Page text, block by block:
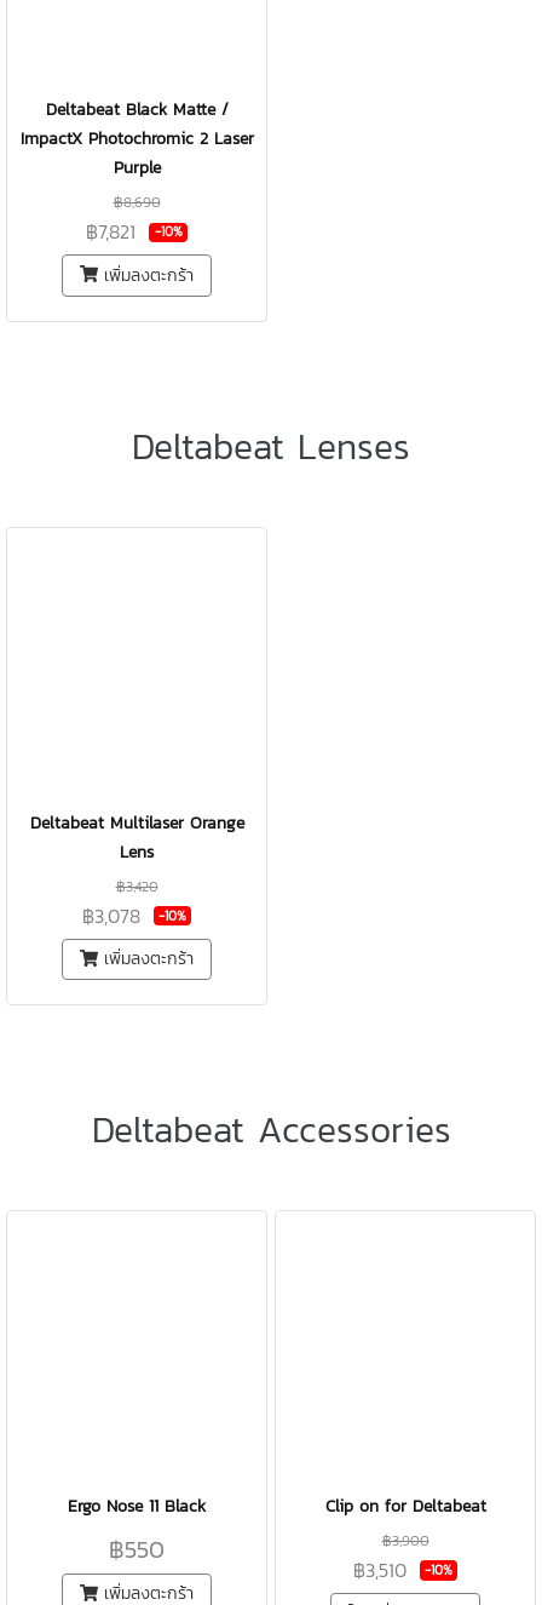
Deltabeat Black Matte /
ImpactX Photochromic 2 Laser
Purple
฿8,690
฿7,821 -10%
เพิ่มลงตะกร้า
Deltabeat Lenses
Deltabeat Multilaser Orange
Lens
฿3,420
฿3,078 -10%
เพิ่มลงตะกร้า
Deltabeat Accessories
Ergo Nose 11 Black
฿550
เพิ่มลงตะกร้า
Clip on for Deltabeat
฿3,900
฿3,510 -10%